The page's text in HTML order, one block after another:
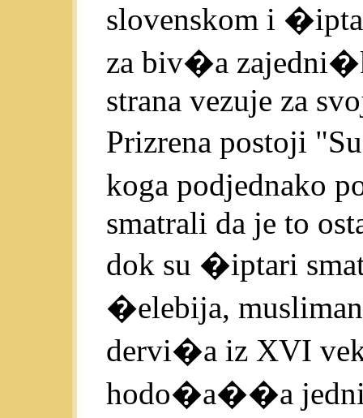
slovenskom i
za biv�a
strana vezuje za
Prizrena postoji
koga podjednako
smatrali da je to
dok su �iptari
�elebija,
dervi�a iz XVI
hodo�a��a